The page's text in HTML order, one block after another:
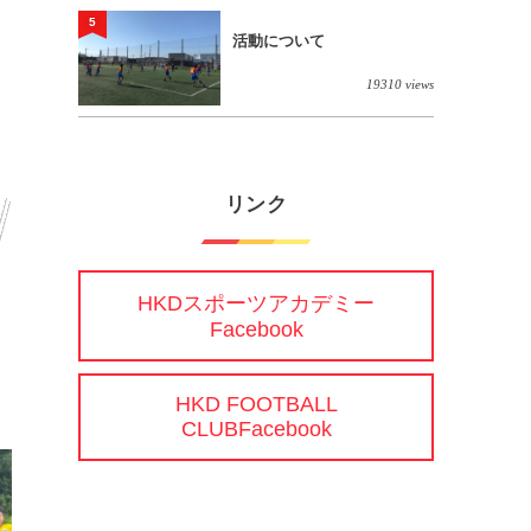
活動について
19310 views
5
リンク
HKDスポーツアカデミー
Facebook
HKD FOOTBALL
CLUBFacebook